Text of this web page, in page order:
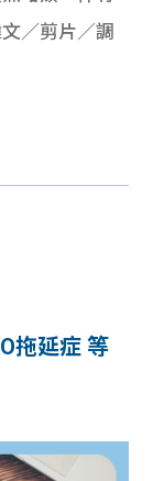
／剪片／調
拖延症 等